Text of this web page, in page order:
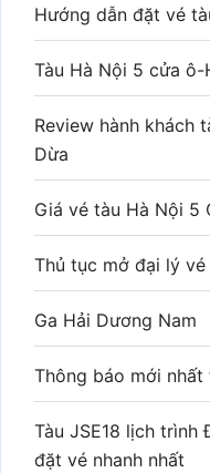
Hướng dẫn đặt vé
Tàu Hà Nội 5 cửa
Review hành khách
Dừa
Giá vé tàu Hà Nội 5
Thủ tục mở đại lý
Ga Hải Dương Nam
Thông báo mới
Tàu JSE18 lịch trình
đặt vé nhanh nhất